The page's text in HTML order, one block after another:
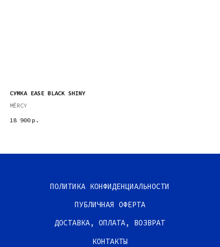
СУМКА EASE BLACK SHINY
MĒRCY
18 900 р.
ПОЛИТИКА КОНФИДЕНЦИАЛЬНОСТИ
ПУБЛИЧНАЯ ОФЕРТА
ДОСТАВКА, ОПЛАТА, ВОЗВРАТ
КОНТАКТЫ